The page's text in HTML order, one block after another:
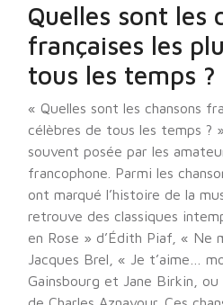
Quelles sont les
françaises les
tous les temps ?
« Quelles sont les chansons
célèbres de tous les temps ?
souvent posée par les
francophone. Parmi les
ont marqué l’histoire de la
retrouve des classiques
en Rose » d’Édith Piaf, « Ne
Jacques Brel, « Je t’aime…
Gainsbourg et Jane Birkin,